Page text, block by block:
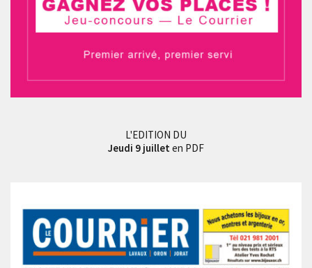
L'EDITION DU
Jeudi 9 juillet en PDF